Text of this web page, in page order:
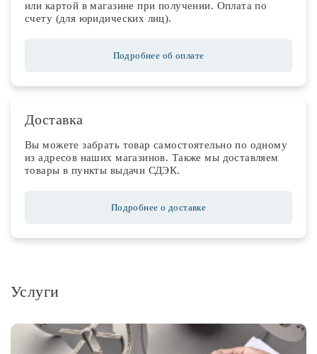
или картой в магазине при получении. Оплата по
счету (для юридических лиц).
Подробнее об оплате
Доставка
Вы можете забрать товар самостоятельно по одному
из адресов наших магазинов. Также мы доставляем
товары в пункты выдачи СДЭК.
Подробнее о доставке
Услуги